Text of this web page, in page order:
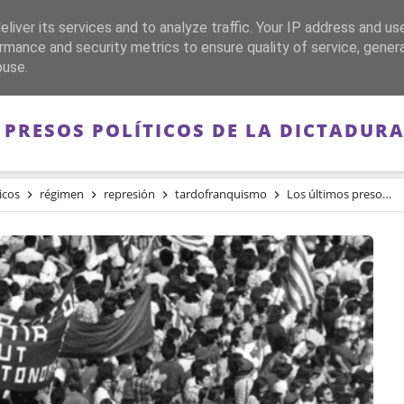
FRANQUISMO GUERRA DE ESPAÑA MEMORIA
POLÍTICOS DE LA
régimen represión tardofranquismo Los últimos presos políticos de la dictadura franquista
its services and to analyze traffic. Your IP address and
and security metrics to ensure quality of service,